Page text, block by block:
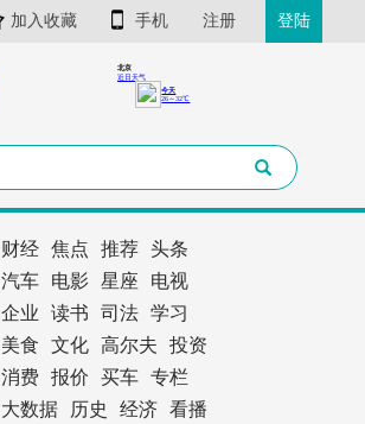
加入收藏 手机 注册 登陆
财经 焦点 推荐
头条
汽车 电影 星座
电视
企业 读书 司法
学习
美食 文化 高尔夫
投资
消费 报价 买车
专栏
大数据 历史 经济 看播